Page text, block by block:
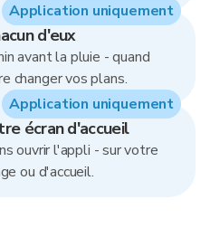
d'eux
avant la pluie - quand
changer vos plans.
Application uniquement
écran d'accueil
ouvrir l'appli - sur votre
ou d'accueil.
Application uniquement